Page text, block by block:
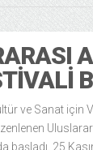
ve Sanat için
başladı. 25